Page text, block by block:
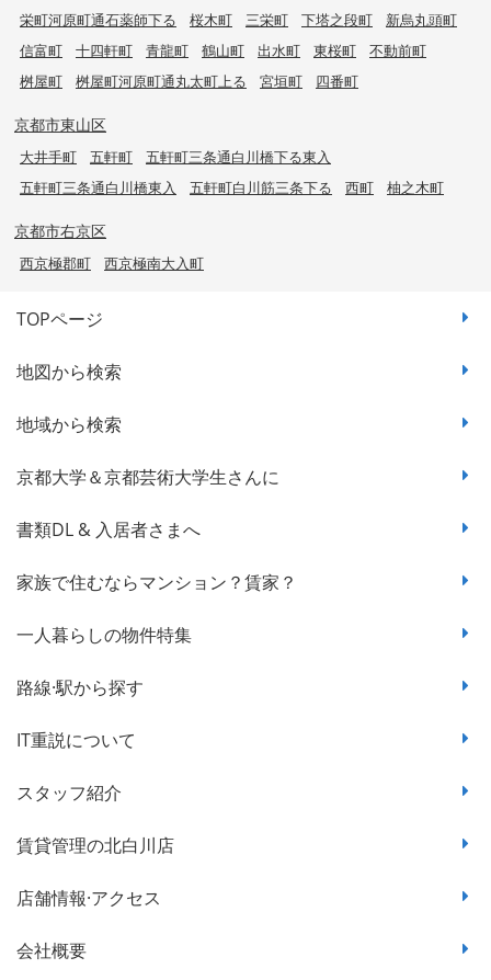
栄町河原町通石薬師下る
桜木町 三栄町 下塔之段町
新烏丸頭町
信富町
十四軒町 青龍町 鶴山町 出水町 東桜町
不動前町
桝屋町
桝屋町河原町通丸太町上る 宮垣町 四番町
京都市東山区
大井手町 五軒町
五軒町三条通白川橋下る東入
五軒町三条通白川橋東入
五軒町白川筋三条下る 西町 柚之木町
京都市右京区
西京極郡町 西京極南大入町
TOPページ
地図から検索
地域から検索
京都大学＆京都芸術大学生さんに
書類DL & 入居者さまへ
家族で住むならマンション？賃家？
一人暮らしの物件特集
路線·駅から探す
IT重説について
スタッフ紹介
賃貸管理の北白川店
店舗情報·アクセス
会社概要